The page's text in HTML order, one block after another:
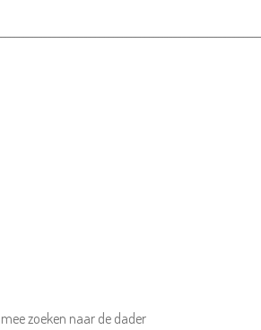
zoeken naar de dader